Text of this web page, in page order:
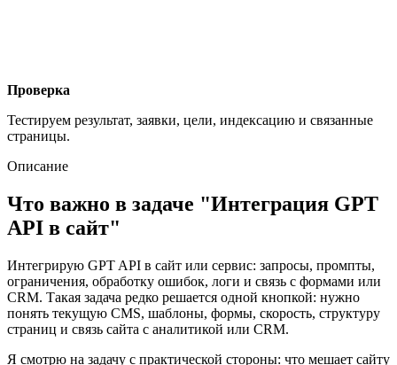
Проверка
Тестируем результат, заявки, цели, индексацию и связанные
страницы.
Описание
Что важно в задаче "Интеграция GPT
API в сайт"
Интегрирую GPT API в сайт или сервис: запросы, промпты,
ограничения, обработку ошибок, логи и связь с формами или
CRM. Такая задача редко решается одной кнопкой: нужно
понять текущую CMS, шаблоны, формы, скорость, структуру
страниц и связь сайта с аналитикой или CRM.
Я смотрю на задачу с практической стороны: что мешает сайту